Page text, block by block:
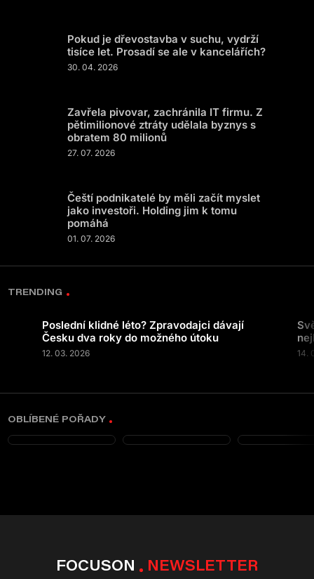
Pokud je dřevostavba v suchu, vydrží
tisíce let. Prosadí se ale v kancelářích?
30. 04. 2026
Zavřela pivovar, zachránila IT firmu. Z
pětimilionové ztráty udělala byznys s
obratem 80 milionů
27. 07. 2026
Čeští podnikatelé by měli začít myslet
jako investoři. Holding jim k tomu
pomáhá
01. 07. 2026
TRENDING
Poslední klidné léto? Zpravodajci dávají
Česku dva roky do možného útoku
12. 03. 2026 14.
OBLÍBENÉ POŘADY
FOCUSON NEWSLETTER